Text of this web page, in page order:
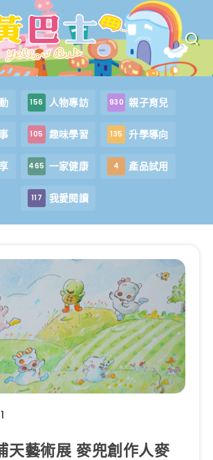
156 人物專訪 930 親子育兒
105 趣味學習 135 升學導向
465 一家健康 4 產品試用
117 我愛閱讀
天藝術展 麥兜創作人麥